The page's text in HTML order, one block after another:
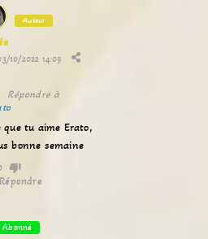
Auteur
10/2022 14:09
Répondre à
que tu aime Erato,
bonne semaine
Répondre
Abonné